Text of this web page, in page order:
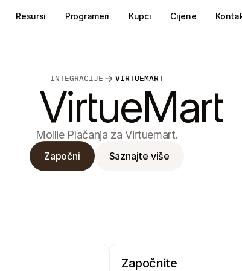
INTEGRACIJE VIRTUEMART
VirtueMart
Mollie Plačanja za Virtuemart.
Započni Saznajte više
Započnite
Resursi Programeri Kupci Cijene